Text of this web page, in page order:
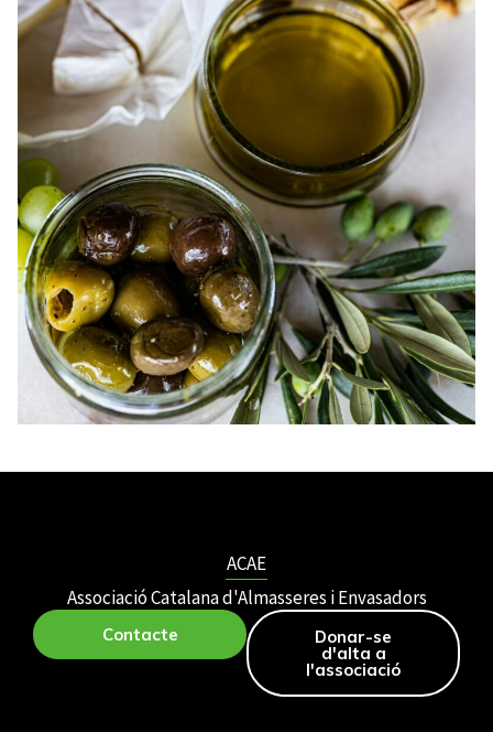
ACAE
Associació Catalana d'Almasseres i Envasadors
Contacte Donar-se
d'alta a
l'associació